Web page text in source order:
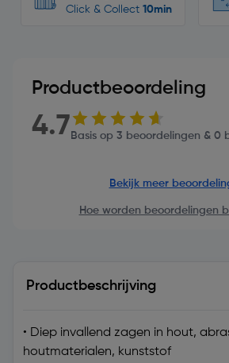
Click & Collect 10min
Productbeoordeling
4.7 Basis op 3 beoordelingen & 0
Bekijk meer
Hoe worden beoordelingen
Productbeschrijving
• Diep invallend zagen in hout,
houtmaterialen, kunststof